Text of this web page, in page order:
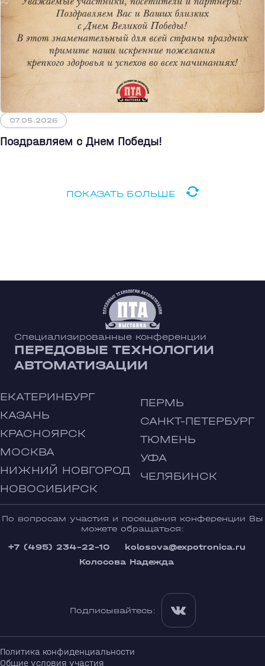
07.05.2026
Поздравляем с Днем Победы!
ПОКАЗАТЬ БОЛЬШЕ
Специализированные конференции
ПЕРЕДОВЫЕ ТЕХНОЛОГИИ
АВТОМАТИЗАЦИИ
ЕКАТЕРИНБУРГ
КАЗАНЬ
КРАСНОЯРСК
МОСКВА
НИЖНИЙ НОВГОРОД
НОВОСИБИРСК
ПЕРМЬ
САНКТ-ПЕТЕРБУРГ
ТЮМЕНЬ
УФА
ЧЕЛЯБИНСК
По вопросам участия и посещения конференции Вы
можете обращаться:
+7 (495) 234-22-10
kolosova@expotronica.ru
Колосова Надежда
Подписывайтесь:
Политика конфиденциальности
Общие условия участия